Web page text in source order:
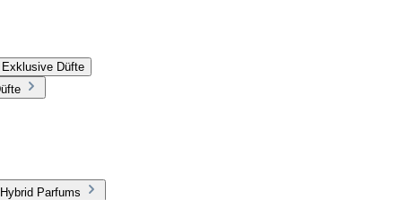
Düfte
Parfums